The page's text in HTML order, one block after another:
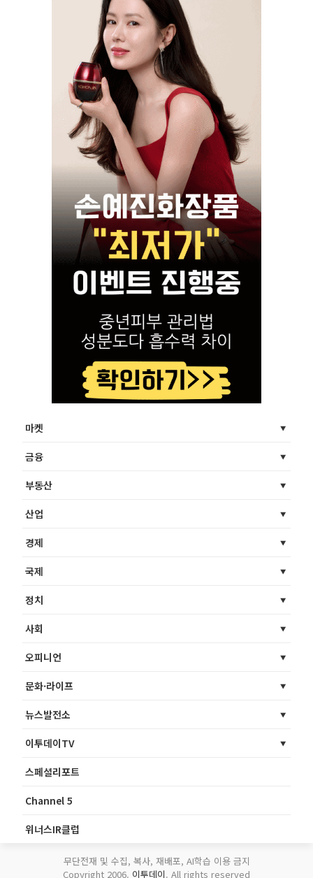
마켓
금융
부동산
산업
경제
국제
정치
사회
오피니언
문화·라이프
뉴스발전소
이투데이TV
스페셜리포트
Channel 5
위너스IR클럽
무단전재 및 수집, 복사, 재배포, AI학습 이용 금지
Copyright 2006. 이투데이. All rights reserved